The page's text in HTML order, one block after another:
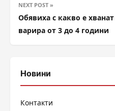
NEXT POST »
Обявиха с какво е
варира от 3 до 4 години
Новини
Контакти